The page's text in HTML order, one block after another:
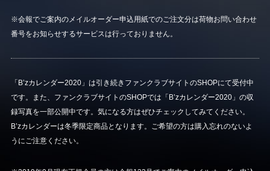
※会報でご案内のメイルオーダー申込用紙でのご注文分は荷物お問い合わせ
番号をお知らせするサービスは行っておりません。
「B’zカレンダー2020」は引き続きファンクラブサイトのSHOPにて受付中
です。また、ファンクラブサイトのSHOPでは「B’zカレンダー2020」の収
録写真を一部公開中です。気になる方はぜひチェックしてみてください。
B’zカレンダーは冬季限定商品となります。ご希望の方は購入忘れのないよ
うにご注意ください。